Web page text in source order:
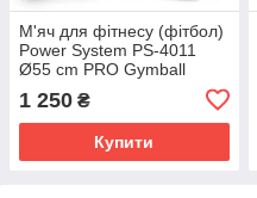
М'яч для фітнесу (фітбол)
Power System PS-4011
Ø55 cm PRO Gymball
1 250 ₴
Купити